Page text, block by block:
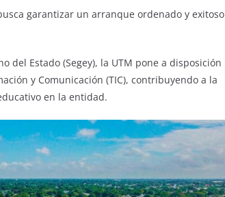
garantizar un arranque ordenado y exitoso
del Estado (Segey), la UTM pone a disposición
y Comunicación (TIC), contribuyendo a la
en la entidad.